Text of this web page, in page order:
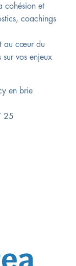
cohésion et
coachings
au cœur du
vos enjeux
en brie
25